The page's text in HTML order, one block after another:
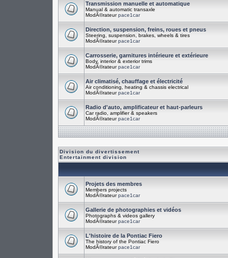
Transmission manuelle et automatique
Manual & automatic transaxle
ModÃ©rateurpace1car
Direction, suspension, freins, roues et pneus
Steering, suspension, brakes, wheels & tires
ModÃ©rateurpace1car
Carrosserie, garnitures intérieure et extérieure
Body, interior & exterior trims
ModÃ©rateurpace1car
Air climatisé, chauffage et électricité
Air conditioning, heating & chassis electrical
ModÃ©rateurpace1car
Radio d'auto, amplificateur et haut-parleurs
Car radio, amplifier & speakers
ModÃ©rateurpace1car
Division du divertissement
Entertainment division
Projets des membres
Members projects
ModÃ©rateurpace1car
Gallerie de photographies et vidéos
Photographs & videos gallery
ModÃ©rateurpace1car
L'histoire de la Pontiac Fiero
The history of the Pontiac Fiero
ModÃ©rateurpace1car